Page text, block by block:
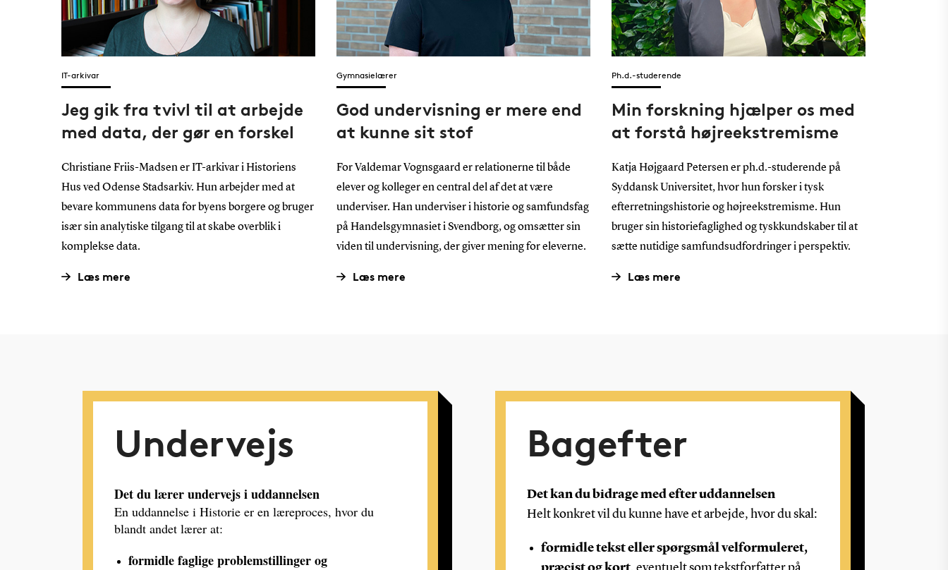
IT-arkivar
Jeg gik fra tvivl til at arbejde
med data, der gør en forskel
Christiane Friis-Madsen er IT-arkivar i Historiens
Hus ved Odense Stadsarkiv. Hun arbejder med at
bevare kommunens data for byens borgere og bruger
især sin analytiske tilgang til at skabe overblik i
komplekse data.
Læs mere
Gymnasielærer
God undervisning er mere end
at kunne sit stof
For Valdemar Vognsgaard er relationerne til både
elever og kolleger en central del af det at være
underviser. Han underviser i historie og samfundsfag
på Handelsgymnasiet i Svendborg, og omsætter sin
viden til undervisning, der giver mening for eleverne.
Læs mere
Ph.d.-studerende
Min forskning hjælper os med
at forstå højreekstremisme
Katja Højgaard Petersen er ph.d.-studerende på
Syddansk Universitet, hvor hun forsker i tysk
efterretningshistorie og højreekstremisme. Hun
bruger sin historiefaglighed og tyskkundskaber til at
sætte nutidige samfundsudfordringer i perspektiv.
Læs mere
Undervejs
Det du lærer undervejs i uddannelsen
En uddannelse i Historie er en læreproces, hvor du
blandt andet lærer at:
formidle faglige problemstillinger og
Bagefter
Det kan du bidrage med efter uddannelsen
Helt konkret vil du kunne have et arbejde, hvor du skal:
formidle tekst eller spørgsmål velformuleret,